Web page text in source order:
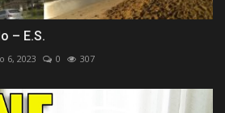
– E.S.
6, 2023 0 307